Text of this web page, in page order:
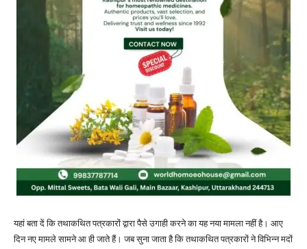
यहां बता दें कि तथाकथित पत्रकारों द्वारा पैसे उगाही करने का यह नया मामला नहीं है। आए
दिन नए मामले सामने आ ही जाते हैं। जब सुना जाता है कि तथाकथित पत्रकारों ने विभिन्न मदों